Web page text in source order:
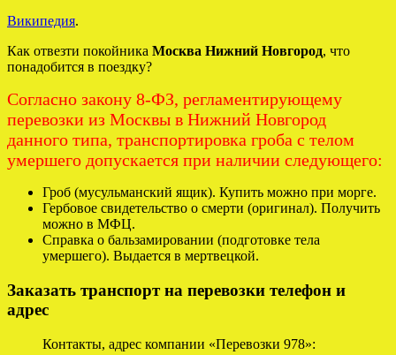
Википедия.
Как отвезти покойника Москва Нижний Новгород, что
понадобится в поездку?
Согласно закону 8-ФЗ, регламентирующему
перевозки из Москвы в Нижний Новгород
данного типа, транспортировка гроба с телом
умершего допускается при наличии следующего:
Гроб (мусульманский ящик). Купить можно при морге.
Гербовое свидетельство о смерти (оригинал). Получить
можно в МФЦ.
Справка о бальзамировании (подготовке тела
умершего). Выдается в мертвецкой.
Заказать транспорт на перевозки телефон и
адрес
Контакты, адрес компании «Перевозки 978»: